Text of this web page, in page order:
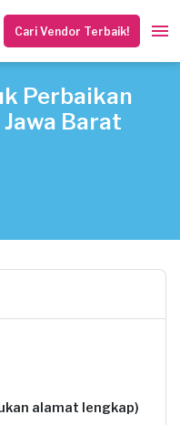
Cari Vendor Terbaik!
Perbaikan
Barat
alamat lengkap)